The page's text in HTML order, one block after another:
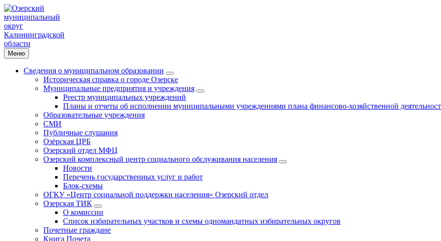
Меню
Сведения о муниципальном образовании
Историческая справка о городе Озерске
Муниципальные предприятия и учреждения
Реестр муниципальных учреждений
Планы и отчеты об исполнении муниципальными учреждениями плана финансово-хозяйственной
Образовательные учреждения
СМИ
Публичные слушания
Озёрская ЦРБ
Озерский отдел МФЦ
Озерский комплексный центр социального обслуживания населения
Новости
Перечень государственных услуг и работ
Блок-схемы
ОГКУ «Центр социальной поддержки населения» Озерский отдел
Озерская ТИК
О комиссии
Список избирательных участков и схемы одномандатных избирательных округов
Почетные граждане
Книга Почета